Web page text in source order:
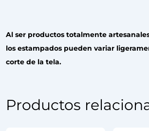
Al ser productos totalmente
los estampados pueden variar
corte de la tela.
Productos